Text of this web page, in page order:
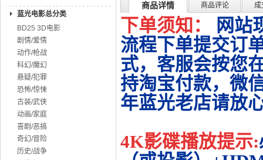
蓝光电影总分类
BD25 3D电影
剧情/爱情
动作/枪战
科幻/魔幻
悬疑/犯罪
恐怖/惊悚
古装/武侠
动画/家庭
喜剧/恶搞
奇幻/冒险
历史/战争
商品详情 商品评论 成
下单须知：
网站
流程下单提交订
式，客服会按您
持淘宝付款，微
年蓝光老店请放
4K影碟播放提示: